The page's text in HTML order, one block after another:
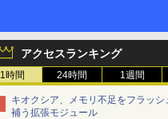
アクセスランキング
1時間 24時間 1週間
キオクシア、メモリ不足をフラッシ
補う拡張モジュール